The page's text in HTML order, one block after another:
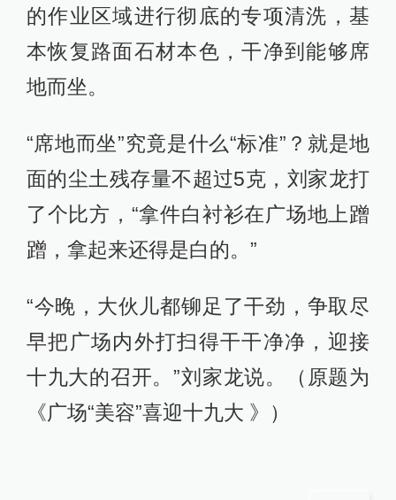
的作业区域进行彻底的专项清洗，基
本恢复路面石材本色，干净到能够席
地而坐。
“席地而坐”究竟是什么“标准”？就是地
面的尘土残存量不超过5克，刘家龙打
了个比方，“拿件白衬衫在广场地上蹭
蹭，拿起来还得是白的。”
“今晚，大伙儿都铆足了干劲，争取尽
早把广场内外打扫得干干净净，迎接
十九大的召开。”刘家龙说。（原题为
《广场“美容”喜迎十九大 》）